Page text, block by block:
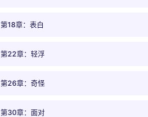
第18章：表白
第22章：轻浮
第26章：奇怪
第30章：面对